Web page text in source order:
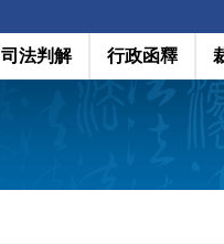
司法判解 行政函釋